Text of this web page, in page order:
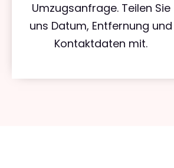
Umzugsanfrage. Teilen Sie
uns Datum, Entfernung und
Kontaktdaten mit.